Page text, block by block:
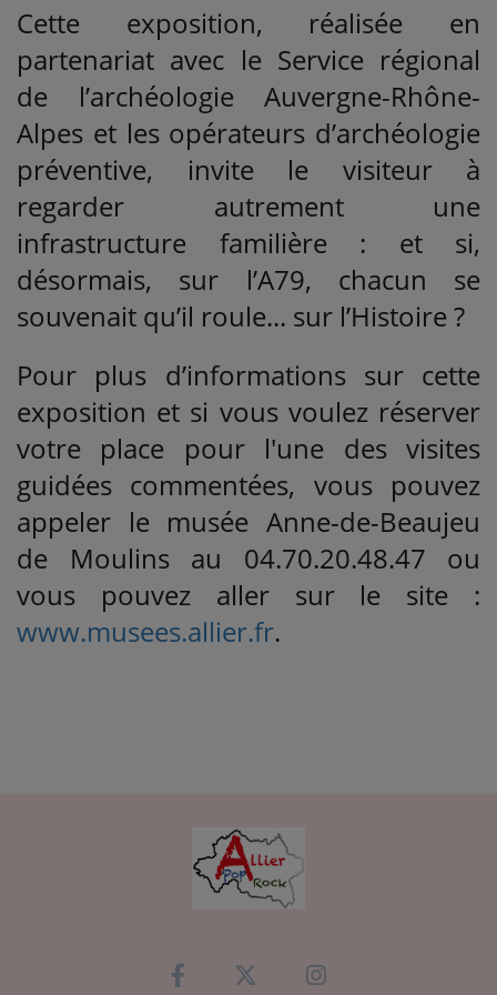
Cette exposition, réalisée en
partenariat avec le Service régional
de l’archéologie Auvergne-Rhône-
Alpes et les opérateurs d’archéologie
préventive, invite le visiteur à
regarder autrement une
infrastructure familière : et si,
désormais, sur l’A79, chacun se
souvenait qu’il roule... sur l’Histoire ?
Pour plus d’informations sur cette
exposition et si vous voulez réserver
votre place pour l'une des visites
guidées commentées, vous pouvez
appeler le musée Anne-de-Beaujeu
de Moulins au 04.70.20.48.47 ou
vous pouvez aller sur le site :
www.musees.allier.fr.